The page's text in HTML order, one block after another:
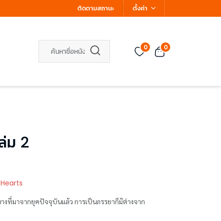
ติดตามสถานะ ตั้งค่า
0 0
ม 2
Hearts
นแล้ว การเป็นภรรยาก็มิต่างจาก